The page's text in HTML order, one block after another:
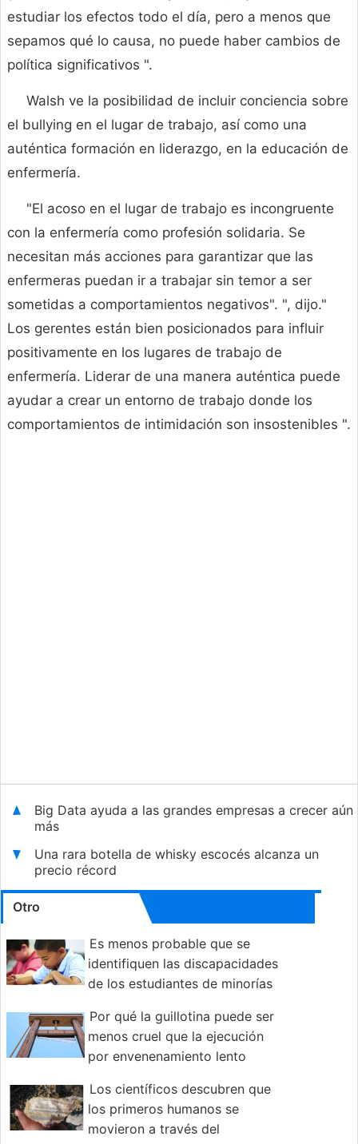
estudiar los efectos todo el día, pero a menos que
sepamos qué lo causa, no puede haber cambios de
política significativos ".
Walsh ve la posibilidad de incluir conciencia sobre
el bullying en el lugar de trabajo, así como una
auténtica formación en liderazgo, en la educación de
enfermería.
"El acoso en el lugar de trabajo es incongruente
con la enfermería como profesión solidaria. Se
necesitan más acciones para garantizar que las
enfermeras puedan ir a trabajar sin temor a ser
sometidas a comportamientos negativos". ", dijo."
Los gerentes están bien posicionados para influir
positivamente en los lugares de trabajo de
enfermería. Liderar de una manera auténtica puede
ayudar a crear un entorno de trabajo donde los
comportamientos de intimidación son insostenibles ".
Big Data ayuda a las grandes empresas a crecer aún
más
Una rara botella de whisky escocés alcanza un
precio récord
Otro
Es menos probable que se
identifiquen las discapacidades
de los estudiantes de minorías
Por qué la guillotina puede ser
menos cruel que la ejecución
por envenenamiento lento
Los científicos descubren que
los primeros humanos se
movieron a través del